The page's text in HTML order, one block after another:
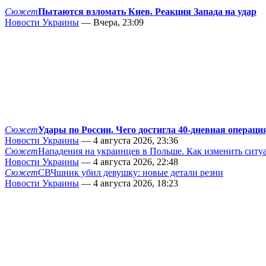
СюжетПытаются взломать Киев. Реакция Запада на удар
Новости Украины — Вчера, 23:09
СюжетУдары по России. Чего достигла 40-дневная
Новости Украины — 4 августа 2026, 23:36
СюжетНападения на украинцев в Польше. Как изменить
Новости Украины — 4 августа 2026, 22:48
СюжетСВЧшник убил девушку: новые детали резни
Новости Украины — 4 августа 2026, 18:23